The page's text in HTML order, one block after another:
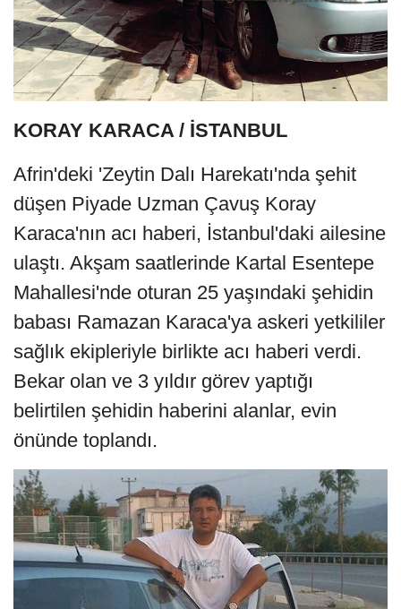
KORAY KARACA / İSTANBUL
Afrin'deki 'Zeytin Dalı Harekatı'nda şehit
düşen Piyade Uzman Çavuş Koray
Karaca'nın acı haberi, İstanbul'daki ailesine
ulaştı. Akşam saatlerinde Kartal Esentepe
Mahallesi'nde oturan 25 yaşındaki şehidin
babası Ramazan Karaca'ya askeri yetkililer
sağlık ekipleriyle birlikte acı haberi verdi.
Bekar olan ve 3 yıldır görev yaptığı
belirtilen şehidin haberini alanlar, evin
önünde toplandı.